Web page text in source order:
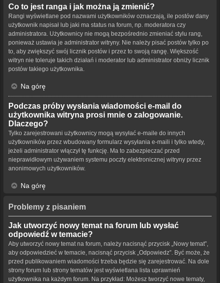
Co to jest ranga i jak można ją zmienić?
Rangi wyświetlane pod nazwami użytkowników oznaczają, ile postów dany
użytkownik napisał lub jaki ma status na forum, np. moderatora czy
administratora. Użytkownicy nie mogą bezpośrednio zmieniać stylu rang,
ponieważ ustawia je administrator witryny. Nie należy pisać postów tylko po
to, aby zwiększyć swój licznik postów i przez to swoją rangę. Większość
witryn nie toleruje takich działań i moderator lub administrator obniży licznik
postów takiego użytkownika.
Na górę
Podczas próby wysłania wiadomości e-mail do
użytkownika witryna prosi mnie o zalogowanie.
Dlaczego?
Tylko zarejestrowani użytkownicy mogą wysyłać e-maile do innych
użytkowników przez wbudowany formularz wysyłania e-maili i tylko wtedy,
jeżeli administrator włączył tę funkcję. Ma to zabezpieczać przed
nieprawidłowym używaniem systemu poczty elektronicznej witryny przez
anonimowych użytkowników.
Na górę
Problemy z pisaniem
Jak utworzyć nowy temat na forum lub wysłać
odpowiedź w temacie?
Aby utworzyć nowy temat na forum, należy nacisnąć przycisk „Nowy temat”,
aby odpowiedzieć w temacie, nacisnąć przycisk „Odpowiedz”. Być może, że
przed publikowaniem wiadomości trzeba będzie się zarejestrować. Na dole
strony forum lub strony tematów jest wyświetlana lista uprawnień
użytkownika na każdym forum. Na przykład: Możesz tworzyć nowe tematy,